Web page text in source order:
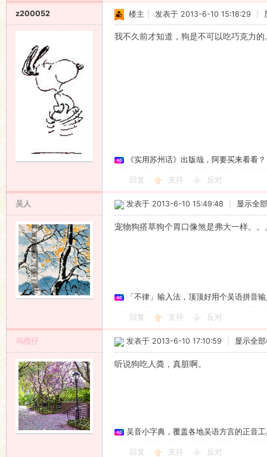
z200052 楼主 发表于 2013-6-10 15:18:29
我不久前才知道，狗是不可以吃巧克力
《实用苏州话》出版哉，阿要买来看看？
回复 支持 反对
吴人 发表于 2013-6-10 15:49:48 显示全
宠物狗搭草狗个胃口像煞是弗大一样。。
「不律」输入法，顶顶好用个吴语拼音
回复 支持 反对
乌程仔 发表于 2013-6-10 17:10:59 显示全
听说狗吃人粪，真脏啊。
吴音小字典，覆盖各地吴语方言的正音
回复 支持 反对